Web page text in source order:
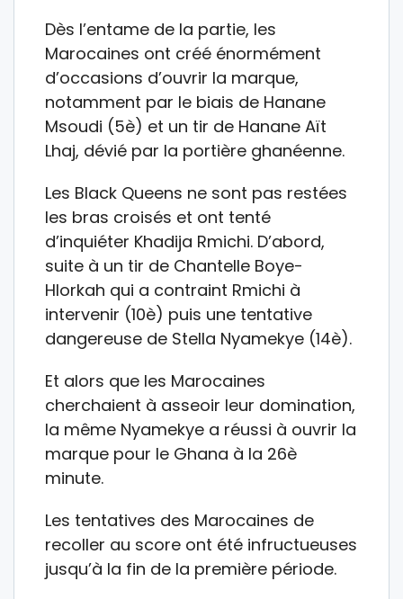
Dès l’entame de la partie, les
Marocaines ont créé énormément
d’occasions d’ouvrir la marque,
notamment par le biais de Hanane
Msoudi (5è) et un tir de Hanane Aït
Lhaj, dévié par la portière ghanéenne.
Les Black Queens ne sont pas restées
les bras croisés et ont tenté
d’inquiéter Khadija Rmichi. D’abord,
suite à un tir de Chantelle Boye-
Hlorkah qui a contraint Rmichi à
intervenir (10è) puis une tentative
dangereuse de Stella Nyamekye (14è).
Et alors que les Marocaines
cherchaient à asseoir leur domination,
la même Nyamekye a réussi à ouvrir la
marque pour le Ghana à la 26è
minute.
Les tentatives des Marocaines de
recoller au score ont été infructueuses
jusqu’à la fin de la première période.